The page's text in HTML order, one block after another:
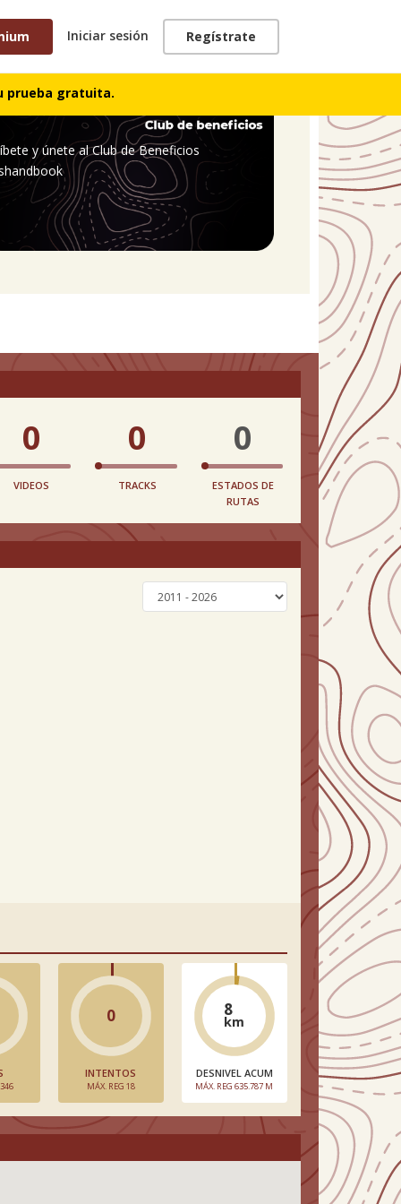
Iniciar sesión Regístrate
prueba gratuita.
y únete al Club de Beneficios
0
VIDEOS
0
TRACKS
0
ESTADOS DE
RUTAS
0
INTENTOS
MÁX. REG 18
8
km
DESNIVEL ACUM
MÁX. REG 635.787 M